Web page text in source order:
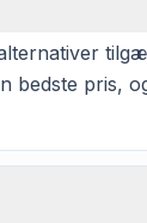
bedste pris,